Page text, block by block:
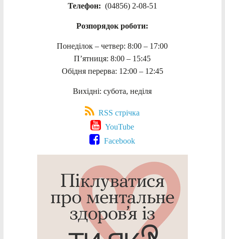
Телефон: (04856) 2-08-51
Розпорядок роботи:
Понеділок – четвер: 8:00 – 17:00
П’ятниця: 8:00 – 15:45
Обідня перерва: 12:00 – 12:45
Вихідні: субота, неділя
RSS стрічка
YouTube
Facebook